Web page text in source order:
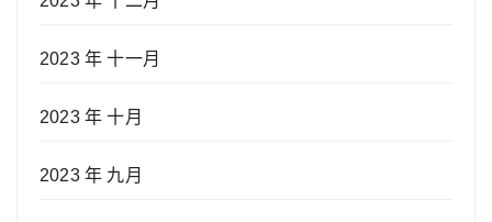
2023 年 十一月
2023 年 十月
2023 年 九月